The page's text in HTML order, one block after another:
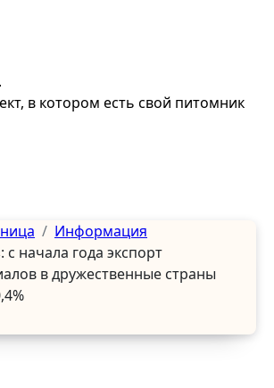
в котором есть свой питомник
Информация
с начала года экспорт
в дружественные страны